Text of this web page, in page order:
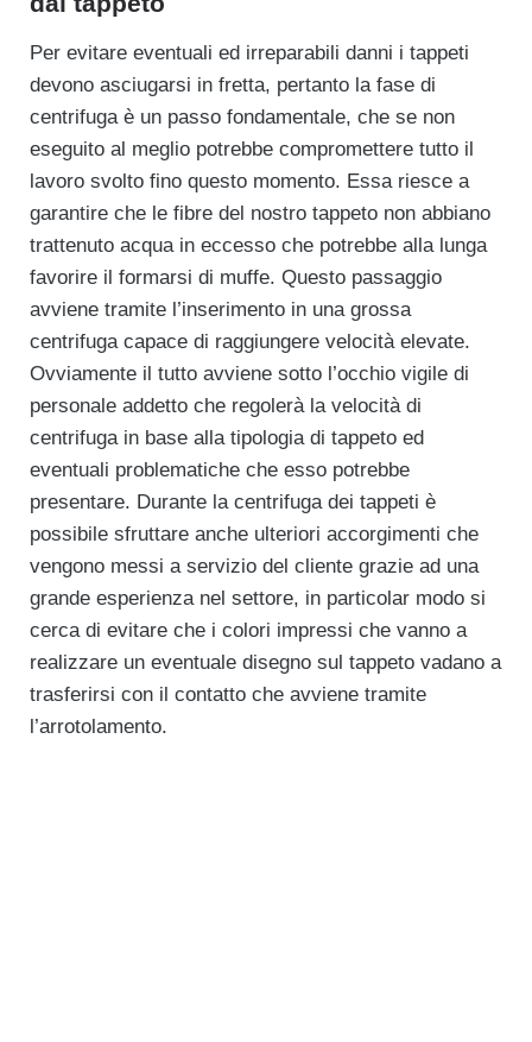
Per evitare eventuali ed irreparabili danni i tappeti
devono asciugarsi in fretta, pertanto la fase di
centrifuga è un passo fondamentale, che se non
eseguito al meglio potrebbe compromettere tutto il
lavoro svolto fino questo momento. Essa riesce a
garantire che le fibre del nostro tappeto non abbiano
trattenuto acqua in eccesso che potrebbe alla lunga
favorire il formarsi di muffe. Questo passaggio
avviene tramite l’inserimento in una grossa
centrifuga capace di raggiungere velocità elevate.
Ovviamente il tutto avviene sotto l’occhio vigile di
personale addetto che regolerà la velocità di
centrifuga in base alla tipologia di tappeto ed
eventuali problematiche che esso potrebbe
presentare. Durante la centrifuga dei tappeti è
possibile sfruttare anche ulteriori accorgimenti che
vengono messi a servizio del cliente grazie ad una
grande esperienza nel settore, in particolar modo si
cerca di evitare che i colori impressi che vanno a
realizzare un eventuale disegno sul tappeto vadano a
trasferirsi con il contatto che avviene tramite
l’arrotolamento.